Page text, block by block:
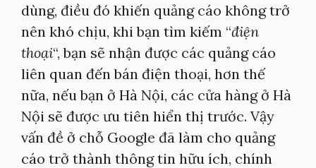
dùng, điều đó khiến quảng cáo không trở
nên khó chịu, khi bạn tìm kiếm “điện
thoại“, bạn sẽ nhận được các quảng cáo
liên quan đến bán điện thoại, hơn thế
nữa, nếu bạn ở Hà Nội, các cửa hàng ở Hà
Nội sẽ được ưu tiên hiển thị trước. Vậy
vấn đề ở chỗ Google đã làm cho quảng
cáo trở thành thông tin hữu ích, chính